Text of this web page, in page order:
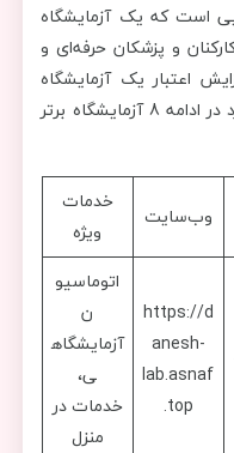
است که یک آزمایشگاه
و پزشکان حرفه‌ای و
اعتبار یک آزمایشگاه
می‌شود. با درنظرگرفتن تمام این موارد در ادامه 8 آزمایشگاه برتر
وب‌سایت
خدمات
ویژه
https://d
anesh-
lab.asnaf
.top
اتوماسیو
ن
آزمایشگاه
ی،
خدمات در
منزل